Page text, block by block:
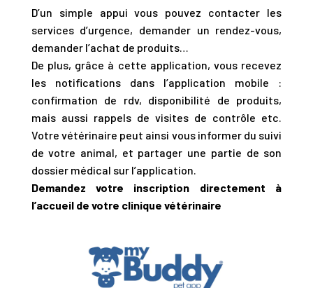
D’un simple appui vous pouvez contacter les
services d’urgence, demander un rendez-vous,
demander l’achat de produits…
De plus, grâce à cette application, vous recevez
les notifications dans l’application mobile :
confirmation de rdv, disponibilité de produits,
mais aussi rappels de visites de contrôle etc.
Votre vétérinaire peut ainsi vous informer du suivi
de votre animal, et partager une partie de son
dossier médical sur l’application.
Demandez votre inscription directement à
l’accueil de votre clinique vétérinaire